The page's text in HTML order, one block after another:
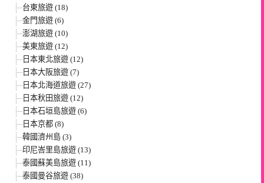
台東旅遊 (18)
金門旅遊 (6)
澎湖旅遊 (10)
美東旅遊 (12)
日本東北旅遊 (12)
日本大阪旅遊 (7)
日本北海道旅遊 (27)
日本秋田旅遊 (12)
日本石垣島旅遊 (6)
日本京都 (8)
韓國濟州島 (3)
印尼峇里島旅遊 (13)
泰國蘇美島旅遊 (11)
泰國曼谷旅遊 (38)